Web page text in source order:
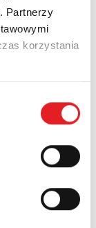
Partnerzy
korzystania